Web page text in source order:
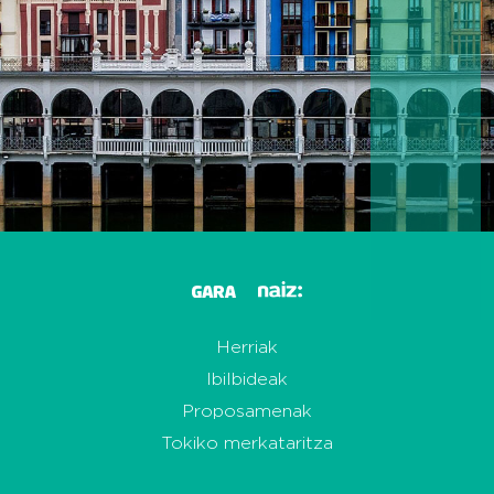
Herriak
Ibilbideak
Proposamenak
Tokiko merkataritza